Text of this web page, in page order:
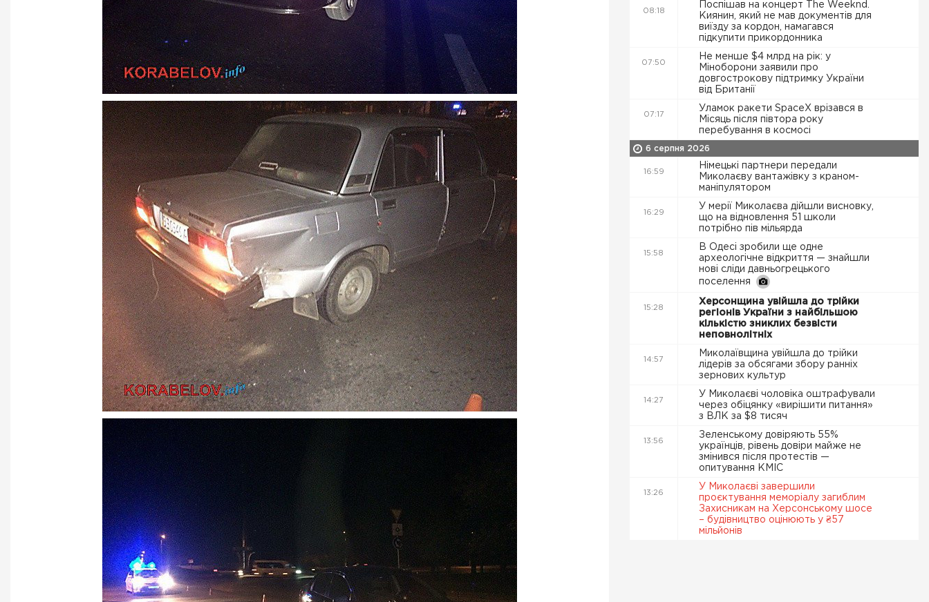
08:18
Поспішав на концерт The Weeknd.
Киянин, який не мав документів для
виїзду за кордон, намагався
підкупити прикордонника
07:50
Не менше $4 млрд на рік: у
Міноборони заявили про
довгострокову підтримку України
від Британії
07:17
Уламок ракети SpaceX врізався в
Місяць після півтора року
перебування в космосі
6 серпня 2026
16:59
Німецькі партнери передали
Миколаєву вантажівку з краном-
маніпулятором
16:29
У мерії Миколаєва дійшли висновку,
що на відновлення 51 школи
потрібно пів мільярда
15:58
В Одесі зробили ще одне
археологічне відкриття — знайшли
нові сліди давньогрецького
поселення
15:28
Херсонщина увійшла до трійки
регіонів України з найбільшою
кількістю зниклих безвісти
неповнолітніх
14:57
Миколаївщина увійшла до трійки
лідерів за обсягами збору ранніх
зернових культур
14:27
У Миколаєві чоловіка оштрафували
через обіцянку «вирішити питання»
з ВЛК за $8 тисяч
13:56
Зеленському довіряють 55%
українців, рівень довіри майже не
змінився після протестів —
опитування КМІС
13:26
У Миколаєві завершили
проєктування меморіалу загиблим
Захисникам на Херсонському шосе
– будівництво оцінюють у ₴57
мільйонів